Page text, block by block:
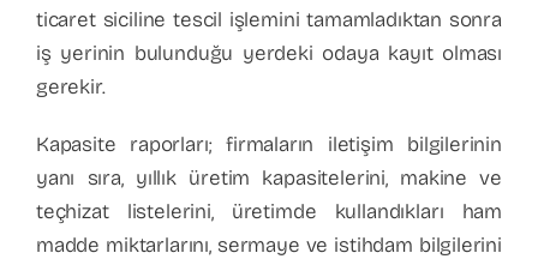
ticaret siciline tescil işlemini tamamladıktan sonra
iş yerinin bulunduğu yerdeki odaya kayıt olması
gerekir.
Kapasite raporları; firmaların iletişim bilgilerinin
yanı sıra, yıllık üretim kapasitelerini, makine ve
teçhizat listelerini, üretimde kullandıkları ham
madde miktarlarını, sermaye ve istihdam bilgilerini